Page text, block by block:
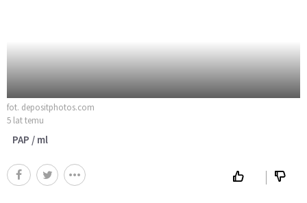
fot. depositphotos.com
5 lat temu
PAP / ml